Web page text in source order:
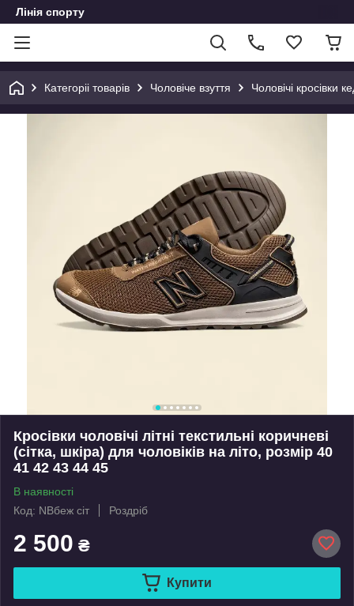
Лінія спорту
Категоріі товарів Чоловіче взуття Чоловічі кросівки
Кросівки чоловічі літні текстильні коричневі
(сітка, шкіра) для чоловіків на літо, розмір 40
41 42 43 44 45
В наявності
Код: NBбеж сіт
Роздріб
2 500 ₴
Купити